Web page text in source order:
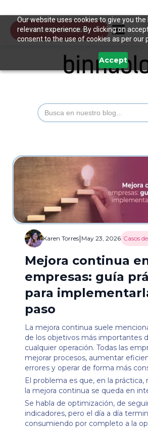
Our website uses cookies to give you
relevant experience. By clicking on
consent to the use of cookies as per our
Accept
SOLICITA UNA DEMO
Karen Torres| May 23, 2026 Casos
Mejora continua
empresas: guía
para
paso
La mejora continua suele
de los objetivos más importantes
cualquier operación. Todas las
mejorar procesos, aumentar
errores y operar de forma más
El problema es que, en la práctica,
la mejora continua se queda en
Se habla de optimización, de
indicadores, pero el día a día
consumiendo por completo a la